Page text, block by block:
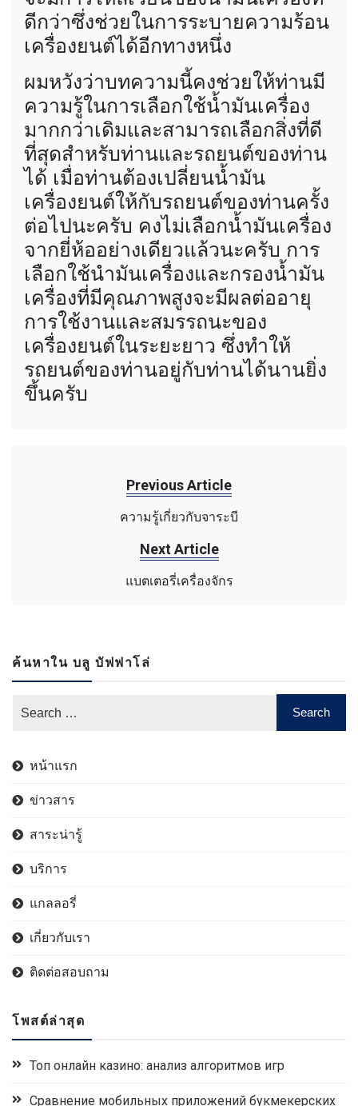
ดีกว่าซึ่งช่วยในการระบายความร้อน
เครื่องยนต์ได้อีกทางหนึ่ง
ผมหวังว่าบทความนี้คงช่วยให้ท่านมี
ความรู้ในการเลือกใช้น้ำมันเครื่อง
มากกว่าเดิมและสามารถเลือกสิ่งที่ดี
ที่สุดสำหรับท่านและรถยนต์ของท่าน
ได้ เมื่อท่านต้องเปลี่ยนน้ำมัน
เครื่องยนต์ให้กับรถยนต์ของท่านครั้ง
ต่อไปนะครับ คงไม่เลือกน้ำมันเครื่อง
จากยี่ห้ออย่างเดียวแล้วนะครับ การ
เลือกใช้นำมันเครื่องและกรองน้ำมัน
เครื่องที่มีคุณภาพสูงจะมีผลต่ออายุ
การใช้งานและสมรรถนะของ
เครื่องยนต์ในระยะยาว ซึ่งทำให้
รถยนต์ของท่านอยู่กับท่านได้นานยิ่ง
ขึ้นครับ
Previous Article
ความรู้เกี่ยวกับจาระบี
Next Article
แบตเตอรี่เครื่องจักร
ค้นหาใน บลู บัฟฟาโล่
หน้าแรก
ข่าวสาร
สาระน่ารู้
บริการ
แกลลอรี่
เกี่ยวกับเรา
ติดต่อสอบถาม
โพสต์ล่าสุด
Топ онлайн казино: анализ алгоритмов игр
Сравнение мобильных приложений букмекерских